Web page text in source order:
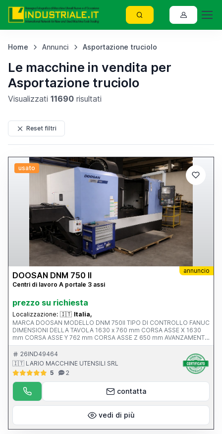
Home Annunci Asportazione truciolo
Le macchine in vendita per
Asportazione truciolo
Visualizzati 11690 risultati
Reset filtri
usato
annuncio
DOOSAN DNM 750 II
Centri di lavoro A portale 3 assi
prezzo su richiesta
Localizzazione: 🇮🇹 Italia,
MARCA DOOSAN MODELLO DNM 750II TIPO DI CONTROLLO FANUC
DIMENSIONI DELLA TAVOLA 1630 x 760 mm CORSA ASSE X 1630
mm CORSA ASSE Y 762 mm CORSA ASSE Z 650 mm AVANZAMENTO
RAPIDO ASSI X-Y-Z ATTACCO MANDRINO Iso 40 VELOCITA’
MANDRINO 12.000 rpm ANNO V MACCHINA CE 2017 PESO 13500
KG
26IND49464
🇮🇹 LARIO MACCHINE UTENSILI SRL
5
2
contatta
vedi di più